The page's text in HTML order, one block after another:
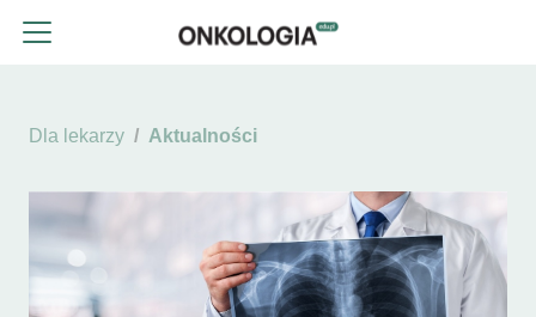
Dla lekarzy Aktualności